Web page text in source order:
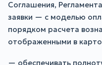
Соглашения,
заявки — с моделью
порядком расчета
отображенными в
— обеспечивать